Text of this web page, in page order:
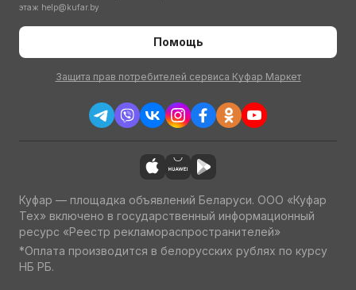
этаж help@kufar.by
Помощь
Защита прав потребителей сервиса Куфар Маркет
Куфар — площадка объявлений Беларуси. ООО «Куфар
Тех» включено в государственный информационный
ресурс «Реестр рекламораспространителей»
*Оплата производится в белорусских рублях по курсу
НБ РБ.